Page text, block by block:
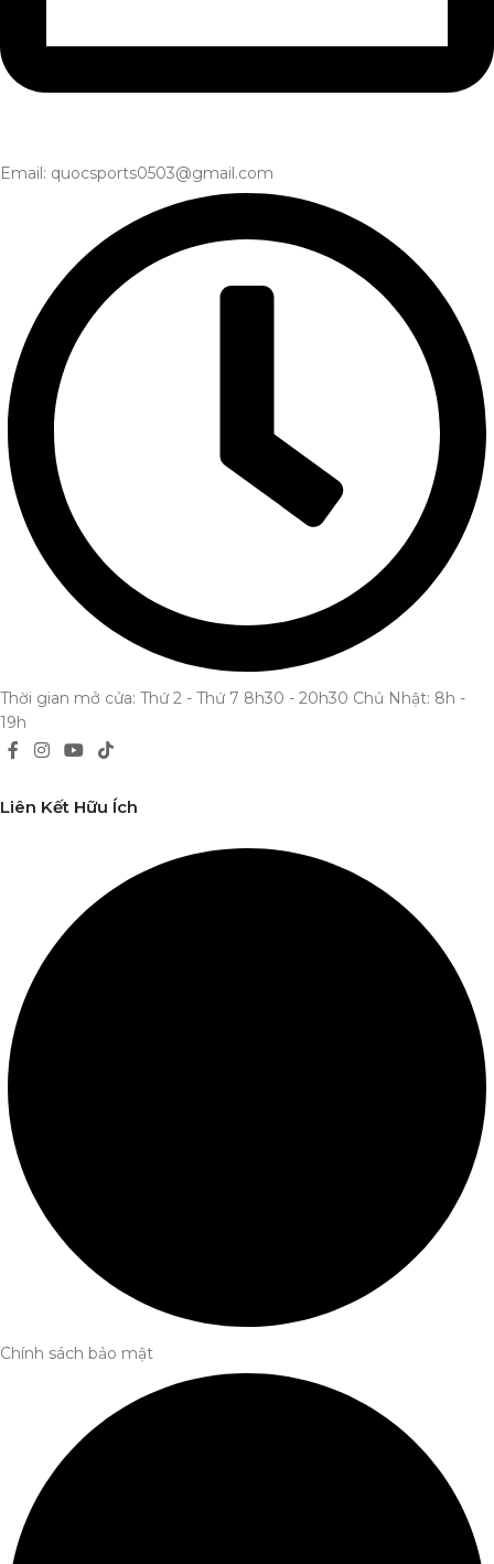
Email: quocsports0503@gmail.com
Thời gian mở cửa: Thứ 2 - Thứ 7 8h30 - 20h30 Chủ Nhật: 8h -
19h
Liên Kết Hữu Ích
Chính sách bảo mật